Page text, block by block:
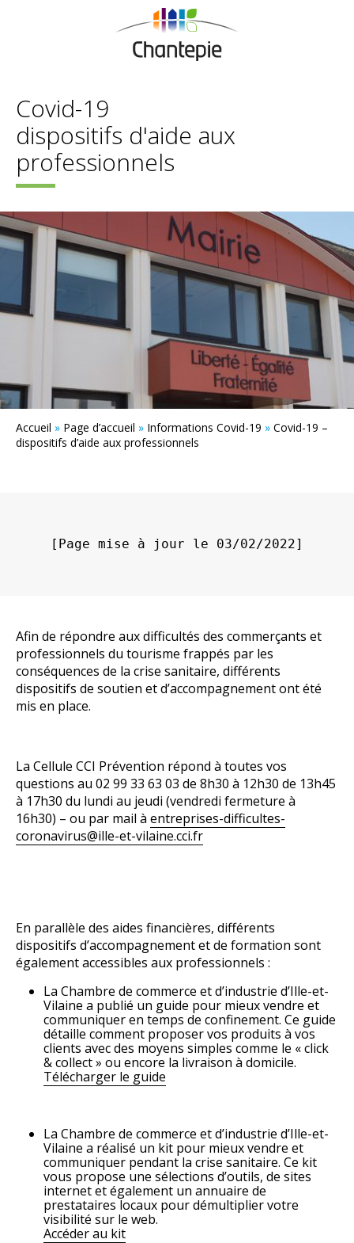
Covid-19
dispositifs d'aide aux
professionnels
Accueil » Page d’accueil » Informations Covid-19 » Covid-19 –
dispositifs d’aide aux professionnels
[Page mise à jour le 03/02/2022]
Afin de répondre aux difficultés des commerçants et
professionnels du tourisme frappés par les
conséquences de la crise sanitaire, différents
dispositifs de soutien et d’accompagnement ont été
mis en place.
La Cellule CCI Prévention répond à toutes vos
questions au 02 99 33 63 03 de 8h30 à 12h30 de 13h45
à 17h30 du lundi au jeudi (vendredi fermeture à
16h30) – ou par mail à entreprises-difficultes-
coronavirus@ille-et-vilaine.cci.fr
En parallèle des aides financières, différents
dispositifs d’accompagnement et de formation sont
également accessibles aux professionnels :
La Chambre de commerce et d’industrie d’Ille-et-
Vilaine a publié un guide pour mieux vendre et
communiquer en temps de confinement. Ce guide
détaille comment proposer vos produits à vos
clients avec des moyens simples comme le « click
& collect » ou encore la livraison à domicile.
Télécharger le guide
La Chambre de commerce et d’industrie d’Ille-et-
Vilaine a réalisé un kit pour mieux vendre et
communiquer pendant la crise sanitaire. Ce kit
vous propose une sélections d’outils, de sites
internet et également un annuaire de
prestataires locaux pour démultiplier votre
visibilité sur le web.
Accéder au kit